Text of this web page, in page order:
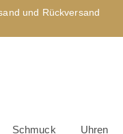
und Rückversand
Schmuck Uhren